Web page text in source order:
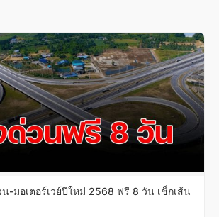
น-มอเตอร์เวย์ปีใหม่ 2568 ฟรี 8 วัน เช็กเส้น